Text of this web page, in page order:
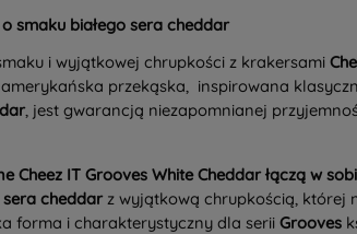
smaku białego sera cheddar
i wyjątkowej chrupkości z krakersami
amerykańska przekąska, inspirowana
, jest gwarancją niezapomnianej
Cheez IT Grooves White Cheddar łączą w
cheddarz wyjątkową chrupkością, której
forma i charakterystyczny dla serii Grooves